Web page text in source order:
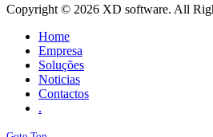
Copyright © 2026 XD software. All
Home
Empresa
Soluções
Noticias
Contactos
.